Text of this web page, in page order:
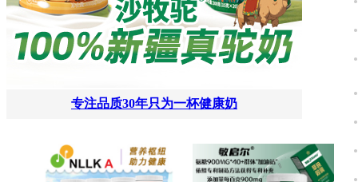
专注品质30年只为一杯健康奶